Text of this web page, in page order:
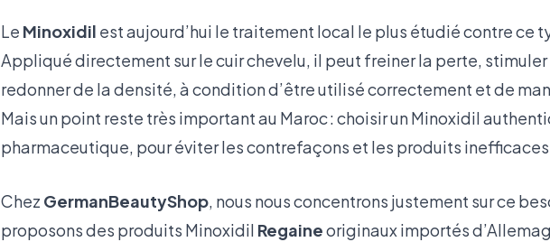
Le Minoxidil est aujourd’hui le traitement local le plus étudié contre ce
Appliqué directement sur le cuir chevelu, il peut freiner la perte,
redonner de la densité, à condition d’être utilisé correctement et de
Mais un point reste très important au Maroc : choisir un Minoxidil
pharmaceutique, pour éviter les contrefaçons et les produits
Chez GermanBeautyShop, nous nous concentrons justement sur ce
proposons des produits Minoxidil Regaineoriginaux importés